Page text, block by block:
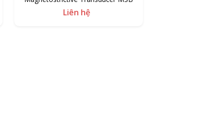
Liên hệ